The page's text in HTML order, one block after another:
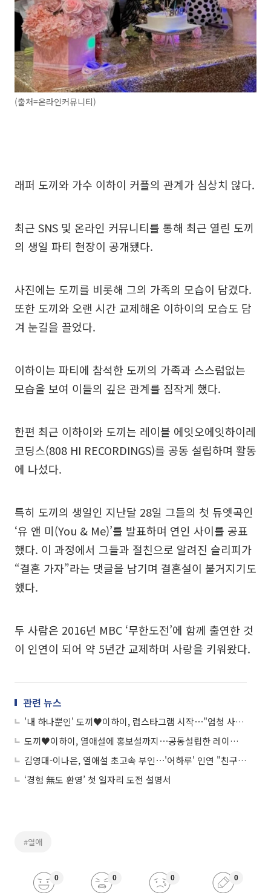
(출처=온라인커뮤니티)
래퍼 도끼와 가수 이하이 커플의 관계가 심상치 않다.
최근 SNS 및 온라인 커뮤니티를 통해 최근 열린 도끼
의 생일 파티 현장이 공개됐다.
사진에는 도끼를 비롯해 그의 가족의 모습이 담겼다.
또한 도끼와 오랜 시간 교제해온 이하이의 모습도 담
겨 눈길을 끌었다.
이하이는 파티에 참석한 도끼의 가족과 스스럼없는
모습을 보여 이들의 깊은 관계를 짐작게 했다.
한편 최근 이하이와 도끼는 레이블 에잇오에잇하이레
코딩스(808 HI RECORDINGS)를 공동 설립하며 활동
에 나섰다.
특히 도끼의 생일인 지난달 28일 그들의 첫 듀엣곡인
‘유 앤 미(You & Me)’를 발표하며 연인 사이를 공표
했다. 이 과정에서 그들과 절친으로 알려진 슬리피가
“결혼 가자”라는 댓글을 남기며 결혼설이 불거지기도
했다.
두 사람은 2016년 MBC ‘무한도전’에 함께 출연한 것
이 인연이 되어 약 5년간 교제하며 사랑을 키워왔다.
관련 뉴스
'내 하나뿐인' 도끼♥이하이, 럽스타그램 시작⋯"엄청 사랑"하며 열애 인정
도끼♥이하이, 열애설에 홍보설까지⋯공동설립한 레이블서 듀엣곡
김영대-이나은, 열애설 초고속 부인⋯'어하루' 인연 "친구일 뿐"
‘경험 無도 환영’ 첫 일자리 도전 설명서
#열애
0 0 0 0